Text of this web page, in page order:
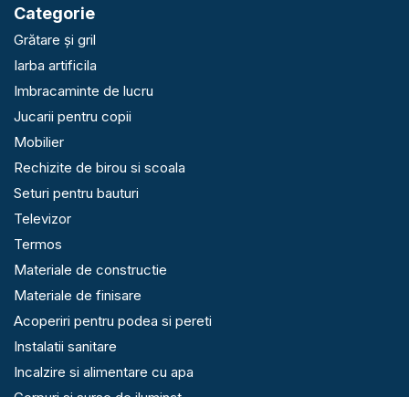
Categorie
Grătare și gril
Iarba artificila
Imbracaminte de lucru
Jucarii pentru copii
Mobilier
Rechizite de birou si scoala
Seturi pentru bauturi
Televizor
Termos
Materiale de constructie
Materiale de finisare
Acoperiri pentru podea si pereti
Instalatii sanitare
Incalzire si alimentare cu apa